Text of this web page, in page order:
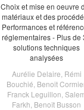
Choix et mise en oeuvre
matériaux et des
Performances et
réglementaires - Plus de
solutions techniques
analysées
Aurélie Delaire Rémi
Bouchié Benoit
Franck Leguillon
Farkh Benoît Busson